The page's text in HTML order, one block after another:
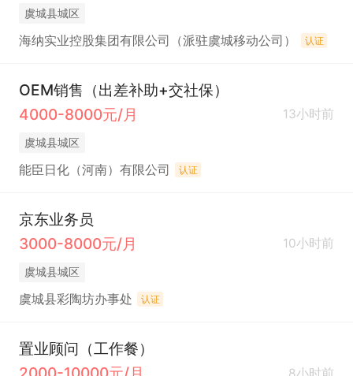
虞城县城区
海纳实业控股集团有限公司（派驻虞城移动公司） 认证
OEM销售（出差补助+交社保）
4000-8000元/月
13小时前
虞城县城区
能臣日化（河南）有限公司 认证
京东业务员
3000-8000元/月
10小时前
虞城县城区
虞城县彩陶坊办事处 认证
置业顾问（工作餐）
8小时前